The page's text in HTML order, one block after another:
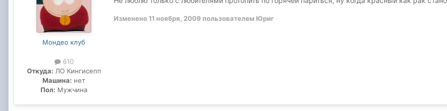
Мондео клуб
610
Откуда: ЛО Кингисепп
Машина: нет
Пол: Мужчина
Изменено11 ноября, 2009 пользователем Юриг